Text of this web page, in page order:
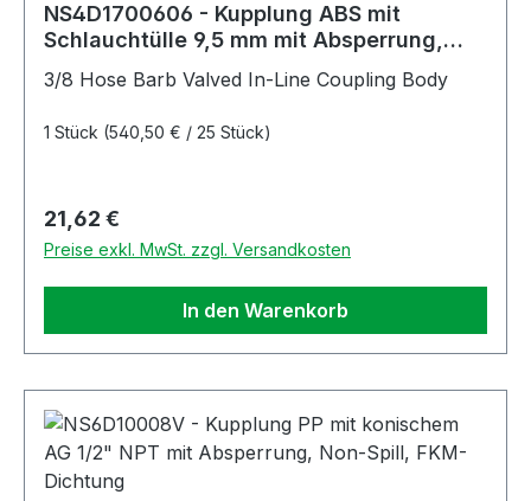
NS4D1700606 - Kupplung ABS mit
Schlauchtülle 9,5 mm mit Absperrung,
3/8 Hose Barb Valved In-Line Coupling Body
1 Stück (540,50 € / 25 Stück)
Regulärer Preis:
21,62 €
Preise exkl. MwSt. zzgl. Versandkosten
In den Warenkorb